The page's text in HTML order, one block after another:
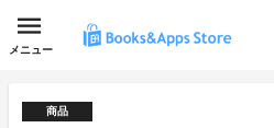
メニュー
商品